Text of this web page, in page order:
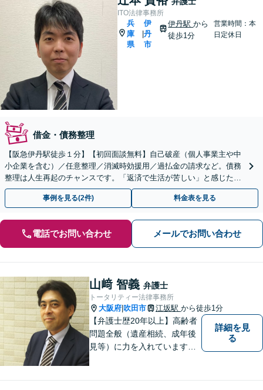
ITO法律事務所
兵
庫
県
伊
丹
市
伊丹駅から
徒歩1分
営業時間：本
日定休日
借金・債務整理
【阪急伊丹駅徒歩１分】【初回面談無料】自己破産（個人事業主や中
小企業を含む）／任意整理／消滅時効援用／過払金の請求など。債務
整理は人生再起のチャンスです。「返済で生活が苦しい」と感じた
ら、早めにお気軽にご相談ください【法テラス利用可】
事例を見る(2件) 料金表を見る
電話でお問い合わせ メールでお問い合わせ
山﨑 智義 弁護士
トータリティー法律事務所
大阪府 吹田市 江坂駅 から徒歩1分
【弁護士歴20年以上】高齢者
問題全般（遺産相続、成年後
見等）に力を入れています。
詳細を見
る